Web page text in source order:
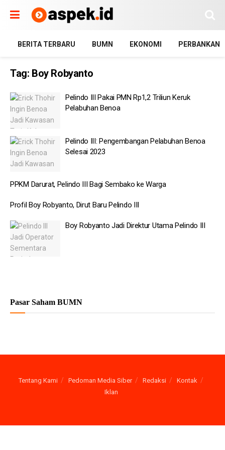
BERITA TERBARU BUMN EKONOMI PERBANKAN
Tag: Boy Robyanto
Pelindo III Pakai PMN Rp1,2 Triliun Keruk
Pelabuhan Benoa
Pelindo III: Pengembangan Pelabuhan Benoa
Selesai 2023
PPKM Darurat, Pelindo III Bagi Sembako ke Warga
Profil Boy Robyanto, Dirut Baru Pelindo III
Boy Robyanto Jadi Direktur Utama Pelindo III
Pasar Saham BUMN
Tentang Kami Pedoman Media Siber Redaksi
Kontak
Iklan